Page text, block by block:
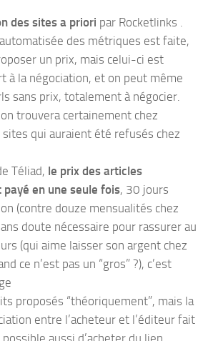
des sites a priori par Rocketlinks .
des métriques est faite,
un prix, mais celui-ci est
à la négociation, et on peut même
sans prix, totalement à négocier.
trouvera certainement chez
sites qui auraient été refusés chez
Téliad, le prix des articles
en une seule fois, 30 jours
(contre douze mensualités chez
doute nécessaire pour rassurer au
(qui aime laisser son argent chez
ce n’est pas un “gros” ?), c’est
proposés “théoriquement”, mais la
entre l’acheteur et l’éditeur fait
aussi d’acheter du lien